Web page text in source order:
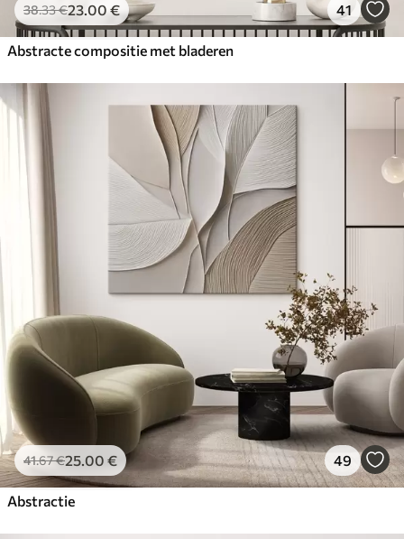
38.33€23.00 € 41
Abstracte compositie met bladeren
41.67€25.00 € 49
Abstractie